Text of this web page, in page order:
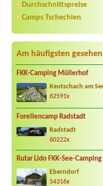
Durchschnittspreise
Camps Tschechien
Am häufigsten
FKK-Camping Müllerhof
Keutschach am
62591x
Forellencamp Radstadt
Radstadt
60222x
Rutar Lido FKK-See-Camping
Eberndorf
54316x